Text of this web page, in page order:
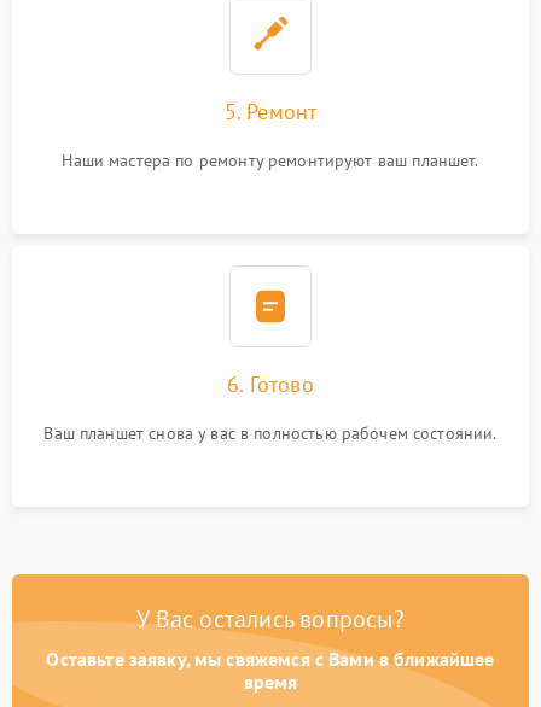
5. Ремонт
Наши мастера по ремонту ремонтируют ваш планшет.
6. Готово
Ваш планшет снова у вас в полностью рабочем состоянии.
У Вас остались вопросы?
Оставьте заявку, мы свяжемся с Вами в ближайшее
время